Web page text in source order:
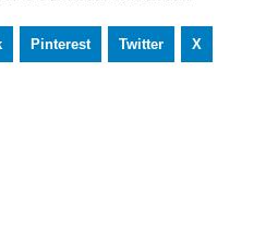
Pinterest Twitter X